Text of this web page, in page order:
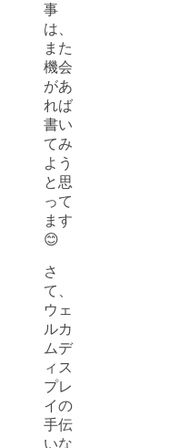
事
は、
また
機会
があ
れば
書い
てみ
よう
と思
って
ます
😊
さ
て、
ウェ
ルカ
ムデ
ィス
プレ
イの
手伝
いな